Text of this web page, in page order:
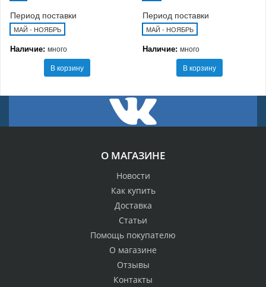
Период поставки
МАЙ - НОЯБРЬ
Наличие: много
В корзину
Период поставки
МАЙ - НОЯБРЬ
Наличие: много
В корзину
О МАГАЗИНЕ
Новости
Как купить
Доставка
Статьи
Помощь покупателю
О магазине
Отзывы
Контакты